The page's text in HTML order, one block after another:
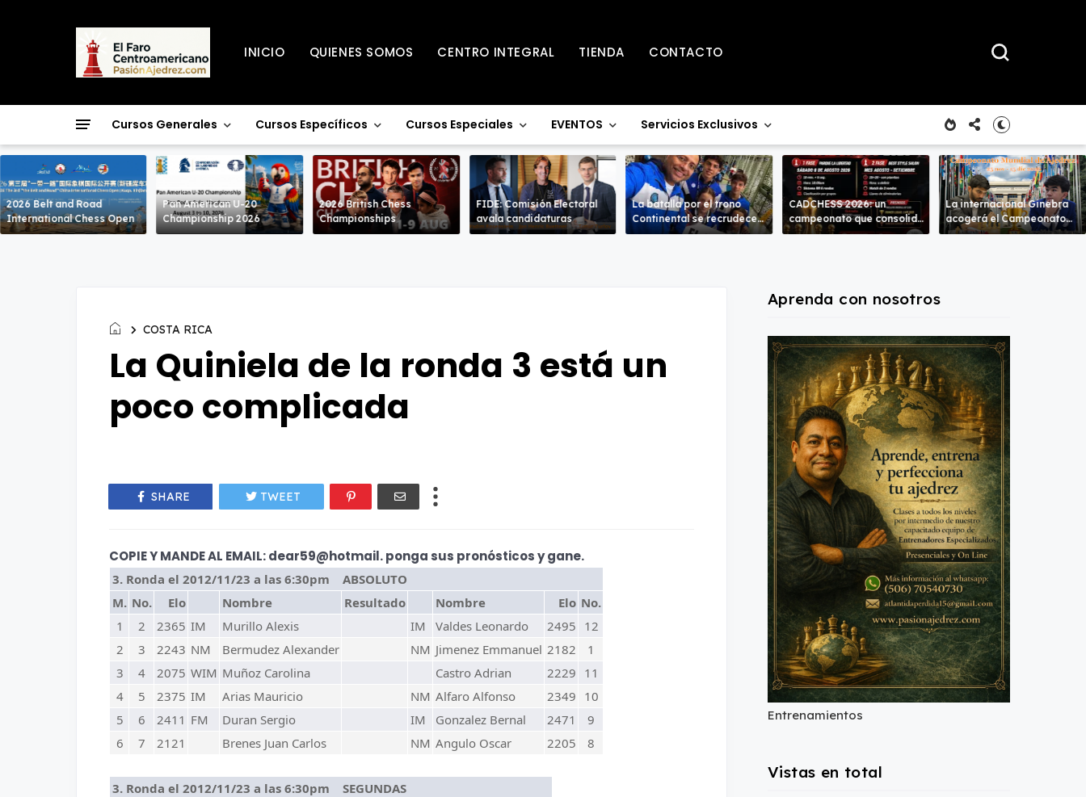
INICIO QUIENES SOMOS CENTRO INTEGRAL TIENDA CONTACTO
Cursos Generales Cursos Específicos Cursos Especiales EVENTOS Servicios Exclusivos
2026 Belt and Road
International Chess Open
Pan American U-20
Championship 2026
2026 British Chess
Championships
FIDE: Comisión Electoral
avala candidaturas
La batalla por el trono
Continental se recrudece
en la Sub-18 en ambas
CADCHESS 2026: un
campeonato que consolida
una nueva tradición en el
La internacional Ginebra
acogerá el Campeonato
del Mundo
COSTA RICA
La Quiniela de la ronda 3 está un
poco complicada
SHARE TWEET
COPIE Y MANDE AL EMAIL: dear59@hotmail. ponga sus pronósticos y gane.
3. Ronda el 2012/11/23 a las 6:30pm ABSOLUTO
M. No. Elo Nombre Resultado Nombre Elo No.
1
2 2365 IM Murillo Alexis IM Valdes Leonardo 2495 12
2
3 2243 NM Bermudez Alexander NM Jimenez Emmanuel 2182
1
3
4 2075 WIM Muñoz Carolina Castro Adrian 2229 11
4
5 2375 IM Arias Mauricio NM Alfaro Alfonso 2349 10
5
6 2411 FM Duran Sergio IM Gonzalez Bernal 2471
9
6
7 2121 Brenes Juan Carlos NM Angulo Oscar 2205 8
3. Ronda el 2012/11/23 a las 6:30pm SEGUNDAS
Aprenda con nosotros
Entrenamientos
Vistas en total